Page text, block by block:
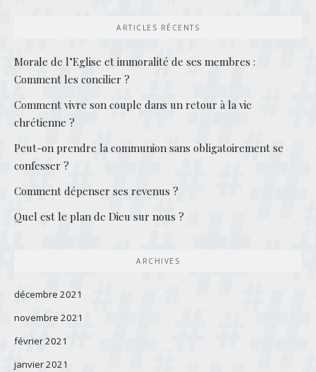
ARTICLES RÉCENTS
Morale de l’Eglise et immoralité de ses membres :
Comment les concilier ?
Comment vivre son couple dans un retour à la vie
chrétienne ?
Peut-on prendre la communion sans obligatoirement se
confesser ?
Comment dépenser ses revenus ?
Quel est le plan de Dieu sur nous ?
ARCHIVES
décembre 2021
novembre 2021
février 2021
janvier 2021